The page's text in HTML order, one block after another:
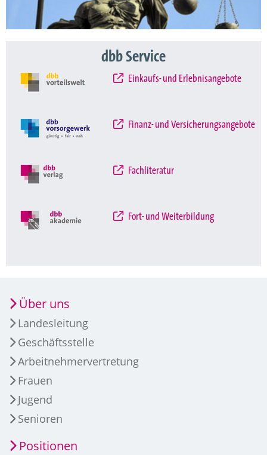
dbb Service
Einkaufs- und Erlebnisangebote
Finanz- und Versicherungsangebote
Fachliteratur
Fort- und Weiterbildung
Über uns
Landesleitung
Geschäftsstelle
Arbeitnehmervertretung
Frauen
Jugend
Senioren
Positionen